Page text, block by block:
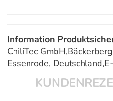
Information
ChiliTec
Essenrode,